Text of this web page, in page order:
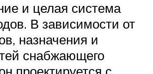
и целая система
В зависимости от
назначения и
снабжающего